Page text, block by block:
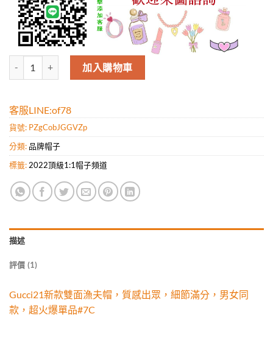
高仿Gucci21新款雙面漁夫帽，質感出眾，細節滿分，男女同款，超
加入購物車
客服LINE:of78
貨號: PZgCobJGGVZp
分類: 品牌帽子
標籤: 2022頂級1:1帽子頻道
描述
評價 (1)
Gucci21新款雙面漁夫帽，質感出眾，細節滿分，男女同
款，超火爆單品#7C